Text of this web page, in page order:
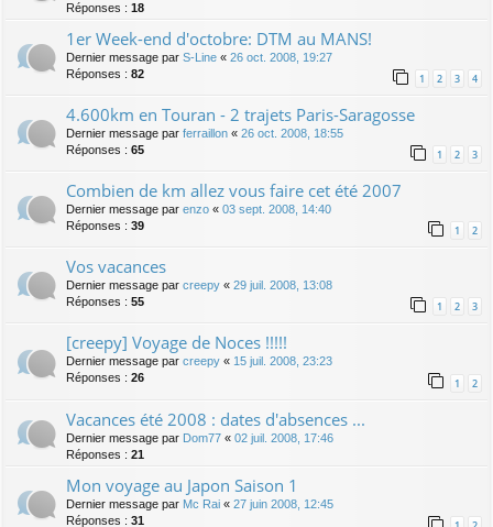
Réponses : 18
1er Week-end d'octobre: DTM au MANS!
Dernier message par S-Line « 26 oct. 2008, 19:27
Réponses : 82 1 2 3 4
4.600km en Touran - 2 trajets Paris-Saragosse
Dernier message par ferraillon « 26 oct. 2008, 18:55
Réponses : 65 1 2 3
Combien de km allez vous faire cet été 2007
Dernier message par enzo « 03 sept. 2008, 14:40
Réponses : 39 1 2
Vos vacances
Dernier message par creepy « 29 juil. 2008, 13:08
Réponses : 55 1 2 3
[creepy] Voyage de Noces !!!!!
Dernier message par creepy « 15 juil. 2008, 23:23
Réponses : 26 1 2
Vacances été 2008 : dates d'absences ...
Dernier message par Dom77 « 02 juil. 2008, 17:46
Réponses : 21
Mon voyage au Japon Saison 1
Dernier message par Mc Rai « 27 juin 2008, 12:45
Réponses : 31